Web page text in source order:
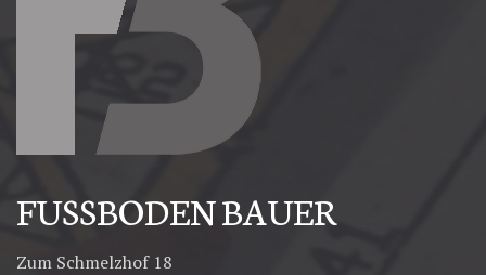
FUSSBODEN BAUER
Zum Schmelzhof 18